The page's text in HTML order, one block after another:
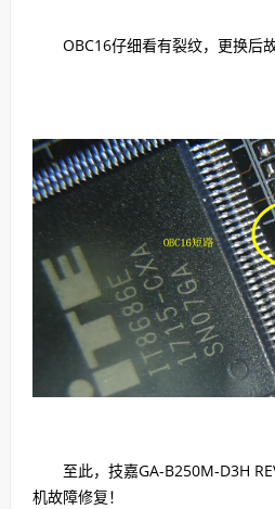
OBC16仔细看有裂纹，更换后故
至此，技嘉GA-B250M-D3H
机故障修复！